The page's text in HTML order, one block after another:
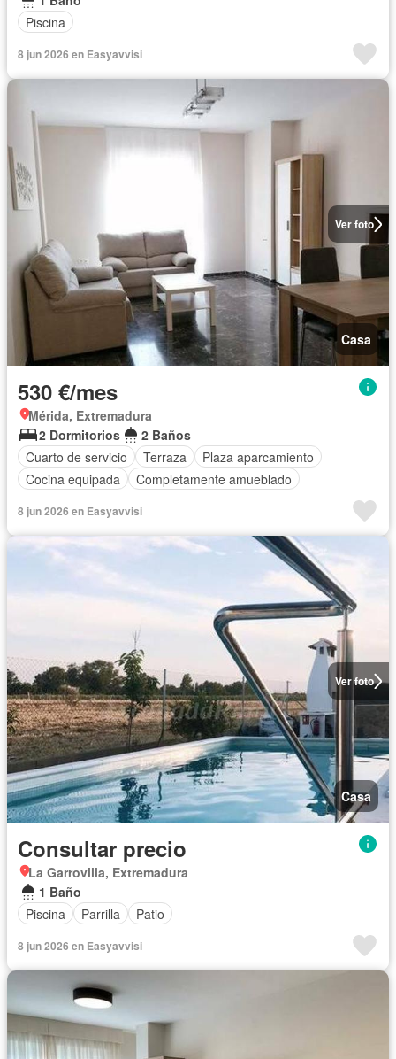
Piscina
8 jun 2026 en Easyavvisi
Ver foto
Casa
530 €/mes
Mérida, Extremadura
2 Dormitorios
2 Baños
Cuarto de servicio
Terraza
Plaza aparcamiento
Cocina equipada
Completamente amueblado
8 jun 2026 en Easyavvisi
Ver foto
Casa
Consultar precio
La Garrovilla, Extremadura
1 Baño
Piscina
Parrilla Patio
8 jun 2026 en Easyavvisi